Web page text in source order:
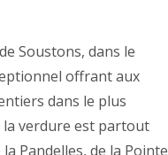
Soustons, dans le
offrant aux
dans le plus
la verdure est partout
Pandelles, de la Pointe